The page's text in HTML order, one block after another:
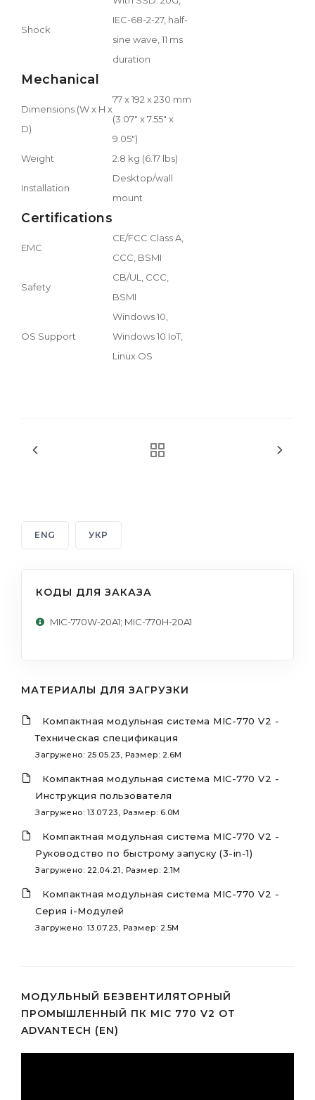
Shock
IEC-68-2-27, half-
sine wave, 11 ms
duration
Mechanical
Dimensions (W x H x
D)
77 x 192 x 230 mm
(3.07" x 7.55" x
9.05")
Weight
2.8 kg (6.17 lbs)
Installation
Desktop/wall
mount
Certifications
EMC
CE/FCC Class A,
CCC, BSMI
Safety
CB/UL, CCC,
BSMI
OS Support
Windows 10,
Windows 10 IoT,
Linux OS
ENG УКР
КОДЫ ДЛЯ ЗАКАЗА
MIC-770W-20A1; MIC-770H-20A1
МАТЕРИАЛЫ ДЛЯ ЗАГРУЗКИ
Компактная модульная система MIC-770 V2 -
Техническая спецификация
Загружено: 25.05.23, Размер: 2.6M
Компактная модульная система MIC-770 V2 -
Инструкция пользователя
Загружено: 13.07.23, Размер: 6.0M
Компактная модульная система MIC-770 V2 -
Руководство по быстрому запуску (3-in-1)
Загружено: 22.04.21, Размер: 2.1M
Компактная модульная система MIC-770 V2 -
Серия i-Модулей
Загружено: 13.07.23, Размер: 2.5M
МОДУЛЬНЫЙ БЕЗВЕНТИЛЯТОРНЫЙ
ПРОМЫШЛЕННЫЙ ПК MIC 770 V2 ОТ
ADVANTECH (EN)